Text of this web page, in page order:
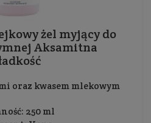
żel myjący do
Aksamitna
oraz kwasem mlekowym
250 ml